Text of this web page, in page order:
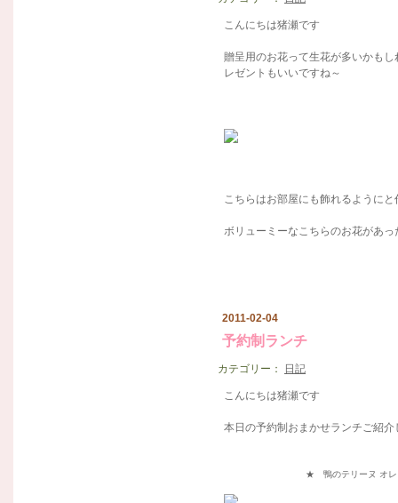
こんにちは猪瀬です
贈呈用のお花って生花が多いかも
レゼントもいいですね～
こちらはお部屋にも飾れるように
ボリューミーなこちらのお花があ
2011-02-04
予約制ランチ
カテゴリー： 日記
こんにちは猪瀬です
本日の予約制おまかせランチご紹
★ 鴨のテリーヌ オレ